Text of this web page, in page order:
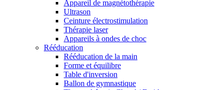
Appareil de magnétothérapie
Ultrason
Ceinture électrostimulation
Thérapie laser
Appareils à ondes de choc
Rééducation
Rééducation de la main
Forme et équilibre
Table d'inversion
Ballon de gymnastique